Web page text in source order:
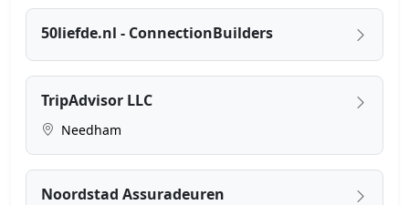
50liefde.nl - ConnectionBuilders
TripAdvisor LLC
Needham
Noordstad Assuradeuren